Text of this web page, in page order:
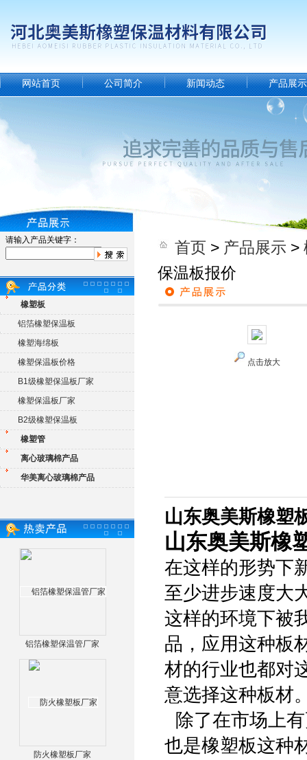
网站首页 公司简介 新闻动态 产品展示
请输入产品关键字：
橡塑板
铝箔橡塑保温板
橡塑海绵板
橡塑保温板价格
B1级橡塑保温板厂家
橡塑保温板厂家
B2级橡塑保温板
橡塑管
离心玻璃棉产品
华美离心玻璃棉产品
铝箔橡塑保温管厂家
防火橡塑板厂家
首页 > 产品展示 >
保温板报价
点击放大
山东奥美斯橡塑
山东奥美斯橡
在这样的形势下
至少进步速度大
这样的环境下被
品，应用这种板
材的行业也都对
意选择这种板材
除了在市场上
也是橡塑板这种